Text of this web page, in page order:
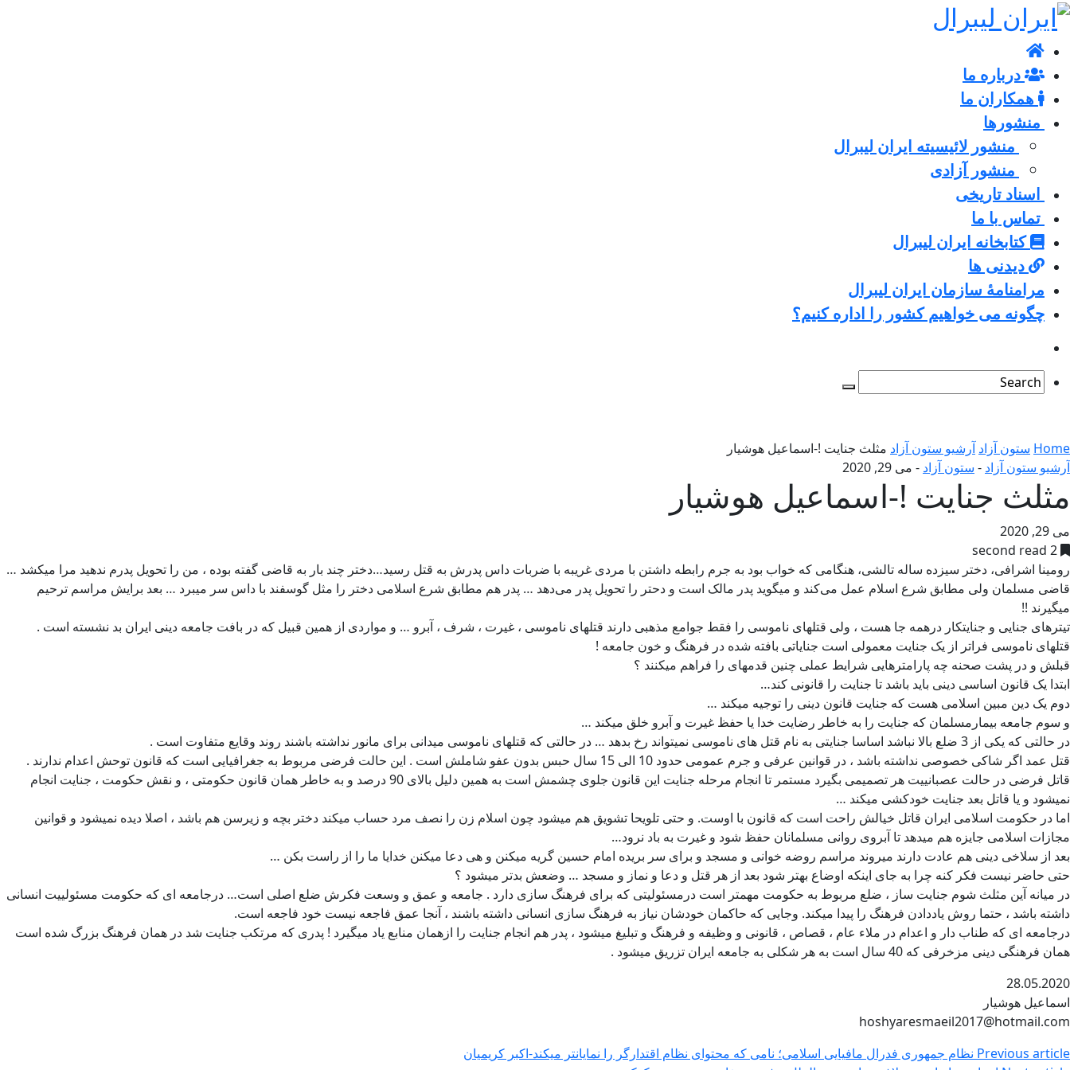
درباره ما
همکاران ما
منشورها
منشور لائیسیته ایران لیبرال
منشور آزادی
اسناد تاریخی
تماس با ما
کتابخانه ایران لیبرال
دیدنی ها
مرامنامۀ سازمان ایران لیبرال
چگونه می خواهیم کشور را اداره کنیم؟
Home ستون آزاد آرشیو ستون آزاد مثلث جنایت !-اسماعیل هوشیار
آرشیو ستون آزاد - ستون آزاد - می 29, 2020
مثلث جنایت !-اسماعیل هوشیار
می 29, 2020
2 second read
رومینا اشرافی، دختر سیزده ساله تالشی، هنگامی که خواب بود به جرم رابطه داشتن با مردی غریبه با ضربات داس پدرش به قتل رسید…دختر چند بار به قاضی گفته بوده ، من را تحویل پدرم ندهید مرا میکشد …
قاضی مسلمان ولی مطابق شرع اسلام عمل می‌کند و میگوید پدر مالک است و دحتر را تحویل پدر می‌دهد … پدر هم مطابق شرع اسلامی دختر را مثل گوسفند با داس سر میبرد … بعد برایش مراسم ترحیم
میگیرند !!
تیترهای جنایی و جنایتکار درهمه جا هست ، ولی قتلهای ناموسی را فقط جوامع مذهبی دارند قتلهای ناموسی ، غیرت ، شرف ، آبرو … و مواردی از همین قبیل که در بافت جامعه دینی ایران بد نشسته است .
قتلهای ناموسی فراتر از یک جنایت معمولی است جنایاتی بافته شده در فرهنگ و خون جامعه !
قبلش و در پشت صحنه چه پارامترهایی شرایط عملی چنین قدمهای را فراهم میکنند ؟
ابتدا یک قانون اساسی دینی باید باشد تا جنایت را قانونی کند…
دوم یک دین مبین اسلامی هست که جنایت قانون دینی را توجیه میکند …
و سوم جامعه بیمارمسلمان که جنایت را به خاطر رضایت خدا یا حفظ غیرت و آبرو خلق میکند …
در حالتی که یکی از 3 ضلع بالا نباشد اساسا جنایتی به نام قتل های ناموسی نمیتواند رخ بدهد … در حالتی که قتلهای ناموسی میدانی برای مانور نداشته باشند روند وقایع متفاوت است .
قتل عمد اگر شاکی خصوصی نداشته باشد ، در قوانین عرفی و جرم عمومی حدود 10 الی 15 سال حبس بدون عفو شاملش است . این حالت فرضی مربوط به جغرافیایی است که قانون توحش اعدام ندارند .
قاتل فرضی در حالت عصبانییت هر تصمیمی بگیرد مستمر تا انجام مرحله جنایت این قانون جلوی چشمش است به همین دلیل بالای 90 درصد و به خاطر همان قانون حکومتی ، و نقش حکومت ، جنایت انجام
نمیشود و یا قاتل بعد جنایت خودکشی میکند …
اما در حکومت اسلامی ایران قاتل خیالش راحت است که قانون با اوست. و حتی تلویحا تشویق هم میشود چون اسلام زن را نصف مرد حساب میکند دختر بچه و زیرسن هم باشد ، اصلا دیده نمیشود و قوانین
مجازات اسلامی جایزه هم میدهد تا آبروی روانی مسلمانان حفظ شود و غیرت به باد نرود…
بعد از سلاخی دینی هم عادت دارند میروند مراسم روضه خوانی و مسجد و برای سر بریده امام حسین گریه میکنن و هی دعا میکنن خدایا ما را از راست بکن …
حتی حاضر نیست فکر کنه چرا به جای اینکه اوضاع بهتر شود بعد از هر قتل و دعا و نماز و مسجد … وضعش بدتر میشود ؟
در میانه آین مثلث شوم جنایت ساز ، ضلع مربوط به حکومت مهمتر است درمسئولیتی که برای فرهنگ سازی دارد . جامعه و عمق و وسعت فکرش ضلع اصلی است… درجامعه ای که حکومت مسئولییت انسانی
داشته باشد ، حتما روش یاددادن فرهنگ را پیدا میکند. وجایی که حاکمان خودشان نیاز به فرهنگ سازی انسانی داشته باشند ، آنجا عمق فاجعه نیست خود فاجعه است.
درجامعه ای که طناب دار و اعدام در ملاء عام ، قصاص ، قانونی و وظیفه و فرهنگ و تبلیغ میشود ، پدر هم انجام جنایت را ازهمان منابع یاد میگیرد ! پدری که مرتکب جنایت شد در همان فرهنگ بزرگ شده است
همان فرهنگی دینی مزخرفی که 40 سال است به هر شکلی به جامعه ایران تزریق میشود .
28.05.2020
اسماعیل هوشیار
hoshyaresmaeil2017@hotmail.com
Previous article نظام جمهوری فدرال مافیایی اسلامی؛ نامی که محتوای نظام اقتدارگر را نمایان‎تر میکند-اکبر کریمیان